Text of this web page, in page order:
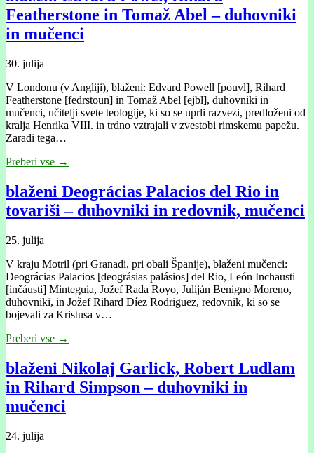
Featherstone in Tomaž Abel – duhovniki
in mučenci
30. julija
V Londonu (v Angliji), blaženi: Edvard Powell [pouvl], Rihard
Featherstone [fedrstoun] in Tomaž Abel [ejbl], duhovniki in
mučenci, učitelji svete teologije, ki so se uprli razvezi, predloženi od
kralja Henrika VIII. in trdno vztrajali v zvestobi rimskemu papežu.
Zaradi tega…
Preberi vse →
blaženi Deográcias Palacios del Rio in
tovariši – duhovniki in redovnik, mučenci
25. julija
V kraju Motril (pri Granadi, pri obali Španije), blaženi mučenci:
Deográcias Palacios [deográsias palásios] del Rio, León Inchausti
[inčáusti] Minteguia, Jožef Rada Royo, Juliján Benigno Moreno,
duhovniki, in Jožef Rihard Díez Rodriguez, redovnik, ki so se
bojevali za Kristusa v…
Preberi vse →
blaženi Nikolaj Garlick, Robert Ludlam
in Rihard Simpson – duhovniki in
mučenci
24. julija